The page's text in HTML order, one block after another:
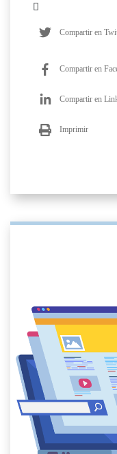
Compartir en
Compartir en
Compartir en
Imprimir